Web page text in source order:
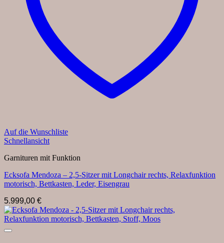
Auf die Wunschliste
Schnellansicht
Garnituren mit Funktion
Ecksofa Mendoza – 2,5-Sitzer mit Longchair rechts, Relaxfunktion
motorisch, Bettkasten, Leder, Eisengrau
5.999,00 €